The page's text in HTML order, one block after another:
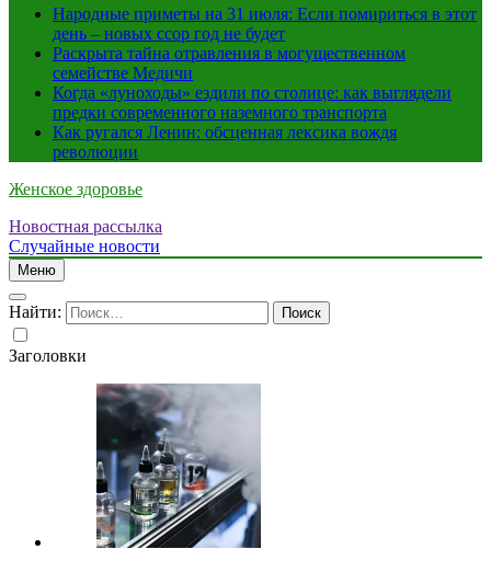
Народные приметы на 31 июля: Если помириться в этот
день – новых ссор год не будет
Раскрыта тайна отравления в могущественном
семействе Медичи
Когда «луноходы» ездили по столице: как выглядели
предки современного наземного транспорта
Как ругался Ленин: обсценная лексика вождя
революции
Женское здоровье
Новостная рассылка
Случайные новости
Меню
Найти:
Заголовки